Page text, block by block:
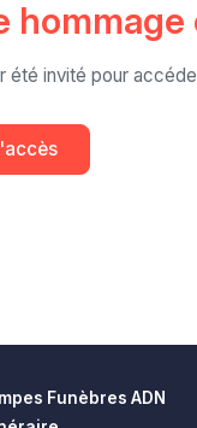
hommage
été invité pour
Funèbres ADN